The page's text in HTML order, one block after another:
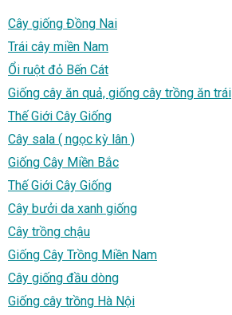
Cây giống Đồng Nai
Trái cây miền Nam
Ổi ruột đỏ Bến Cát
Giống cây ăn quả, giống cây trồng ăn trái
Thế Giới Cây Giống
Cây sala ( ngọc kỳ lân )
Giống Cây Miền Bắc
Thế Giới Cây Giống
Cây bưởi da xanh giống
Cây trồng chậu
Giống Cây Trồng Miền Nam
Cây giống đầu dòng
Giống cây trồng Hà Nội